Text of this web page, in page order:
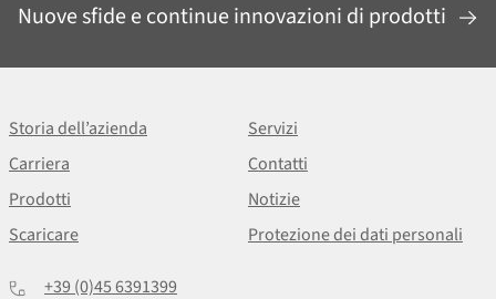
Nuove sfide e continue innovazioni di prodotti
Storia dell’azienda
Servizi
Carriera
Contatti
Prodotti
Notizie
Scaricare
Protezione dei dati personali
+39 (0)45 6391399